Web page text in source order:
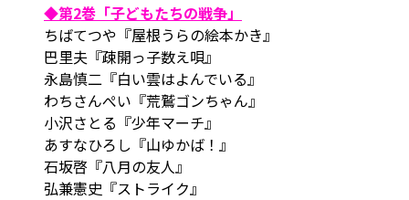
◆第2巻「子どもたちの戦争」
ちばてつや『屋根うらの絵本かき』
巴里夫『疎開っ子数え唄』
永島慎二『白い雲はよんでいる』
わちさんぺい『荒鷲ゴンちゃん』
小沢さとる『少年マーチ』
あすなひろし『山ゆかば！』
石坂啓『八月の友人』
弘兼憲史『ストライク』